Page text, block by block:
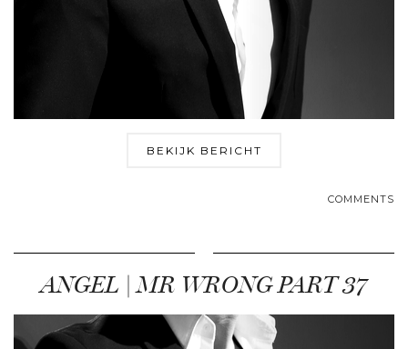
BEKIJK BERICHT
COMMENTS
ANGEL | MR WRONG PART 37